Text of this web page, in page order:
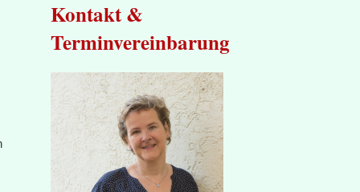
Kontakt &
Terminvereinbarung